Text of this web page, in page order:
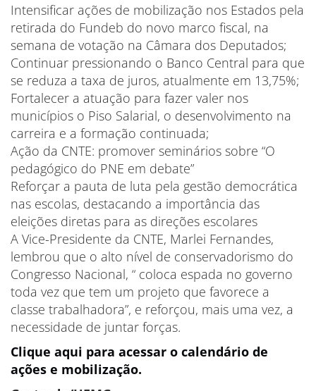
Intensificar ações de mobilização nos Estados pela
retirada do Fundeb do novo marco fiscal, na
semana de votação na Câmara dos Deputados;
Continuar pressionando o Banco Central para que
se reduza a taxa de juros, atualmente em 13,75%;
Fortalecer a atuação para fazer valer nos
municípios o Piso Salarial, o desenvolvimento na
carreira e a formação continuada;
Ação da CNTE: promover seminários sobre “O
pedagógico do PNE em debate”
Reforçar a pauta de luta pela gestão democrática
nas escolas, destacando a importância das
eleições diretas para as direções escolares
A Vice-Presidente da CNTE, Marlei Fernandes,
lembrou que o alto nível de conservadorismo do
Congresso Nacional, “ coloca espada no governo
toda vez que tem um projeto que favorece a
classe trabalhadora”, e reforçou, mais uma vez, a
necessidade de juntar forças.
Clique aqui para acessar o calendário de
ações e mobilização.